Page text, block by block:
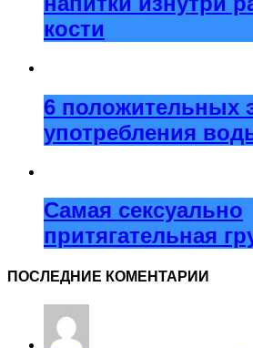
кости
6 положительных
употребления
Самая сексуально
притягательная
ПОСЛЕДНИЕ КОМЕНТАРИИ